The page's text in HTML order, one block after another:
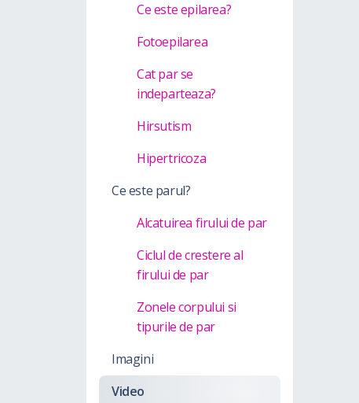
Ce este epilarea?
Fotoepilarea
Cat par se
indeparteaza?
Hirsutism
Hipertricoza
Ce este parul?
Alcatuirea firului de par
Ciclul de crestere al
firului de par
Zonele corpului si
tipurile de par
Imagini
Video